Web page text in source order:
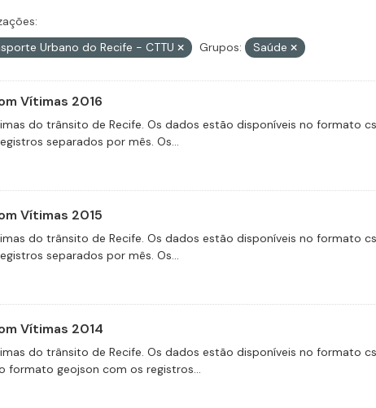
Urbano do Recife - CTTU
Grupos: Saúde
Vítimas 2016
do trânsito de Recife. Os dados estão disponíveis no formato
separados por mês. Os...
Vítimas 2015
do trânsito de Recife. Os dados estão disponíveis no formato
separados por mês. Os...
Vítimas 2014
do trânsito de Recife. Os dados estão disponíveis no formato
formato geojson com os registros...